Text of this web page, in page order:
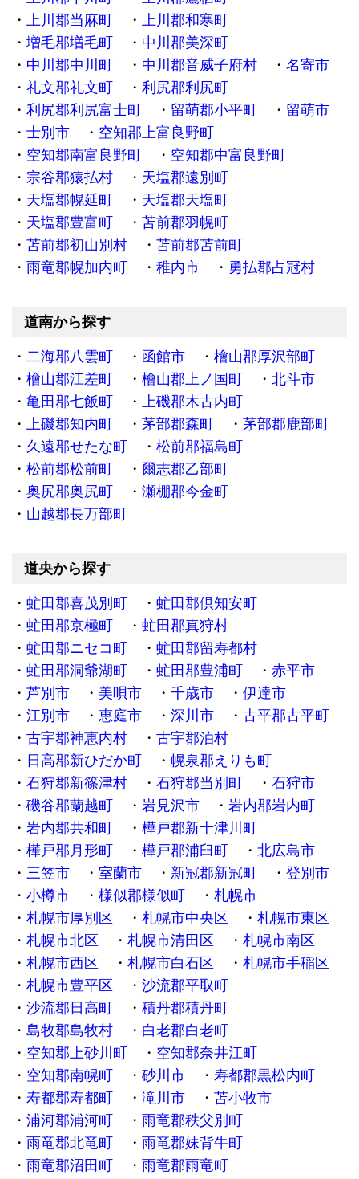
上川郡当麻町
上川郡和寒町
増毛郡増毛町
中川郡美深町
中川郡中川町
中川郡音威子府村
名寄市
礼文郡礼文町
利尻郡利尻町
利尻郡利尻富士町
留萌郡小平町
留萌市
士別市
空知郡上富良野町
空知郡南富良野町
空知郡中富良野町
宗谷郡猿払村
天塩郡遠別町
天塩郡幌延町
天塩郡天塩町
天塩郡豊富町
苫前郡羽幌町
苫前郡初山別村
苫前郡苫前町
雨竜郡幌加内町
稚内市 勇払郡占冠村
道南から探す
二海郡八雲町 函館市
檜山郡厚沢部町
檜山郡江差町
檜山郡上ノ国町
北斗市
亀田郡七飯町
上磯郡木古内町
上磯郡知内町
茅部郡森町
茅部郡鹿部町
久遠郡せたな町
松前郡福島町
松前郡松前町
爾志郡乙部町
奥尻郡奥尻町
瀬棚郡今金町
山越郡長万部町
道央から探す
虻田郡喜茂別町
虻田郡倶知安町
虻田郡京極町
虻田郡真狩村
虻田郡ニセコ町
虻田郡留寿都村
虻田郡洞爺湖町
虻田郡豊浦町
赤平市
芦別市
美唄市 千歳市
伊達市
江別市
恵庭市 深川市
古平郡古平町
古宇郡神恵内村
古宇郡泊村
日高郡新ひだか町
幌泉郡えりも町
石狩郡新篠津村
石狩郡当別町
石狩市
磯谷郡蘭越町
岩見沢市
岩内郡岩内町
岩内郡共和町
樺戸郡新十津川町
樺戸郡月形町
樺戸郡浦臼町
北広島市
三笠市
室蘭市 新冠郡新冠町
登別市
小樽市
様似郡様似町
札幌市
札幌市厚別区
札幌市中央区
札幌市東区
札幌市北区
札幌市清田区
札幌市南区
札幌市西区
札幌市白石区
札幌市手稲区
札幌市豊平区
沙流郡平取町
沙流郡日高町
積丹郡積丹町
島牧郡島牧村
白老郡白老町
空知郡上砂川町
空知郡奈井江町
空知郡南幌町
砂川市
寿都郡黒松内町
寿都郡寿都町
滝川市
苫小牧市
浦河郡浦河町
雨竜郡秩父別町
雨竜郡北竜町
雨竜郡妹背牛町
雨竜郡沼田町
雨竜郡雨竜町